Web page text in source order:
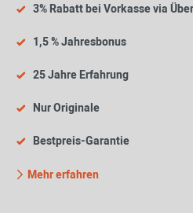
3% Rabatt bei Vorkasse via
1,5 % Jahresbonus
25 Jahre Erfahrung
Nur Originale
Bestpreis-Garantie
Mehr erfahren